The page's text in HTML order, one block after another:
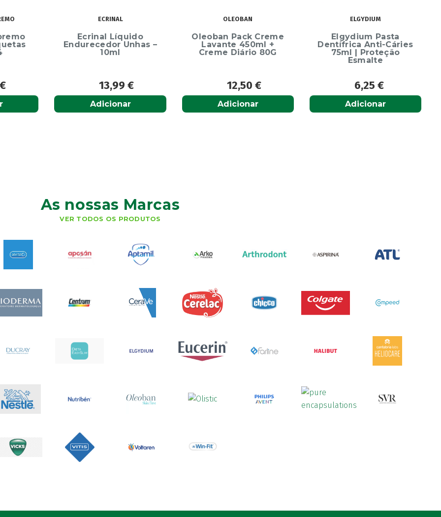
€
ECRINAL
Ecrinal Líquido
Endurecedor Unhas –
10ml
13,99€
Adicionar
OLEOBAN
Oleoban Pack Creme
Lavante 450ml +
Creme Diário 80G
12,50 €
Adicionar
ELGYDIUM
Elgydium Pasta
Dentífrica Anti-Cáries
75ml | Proteção
Esmalte
6,25 €
Adicionar
As nossas Marcas
VER TODOS OS PRODUTOS